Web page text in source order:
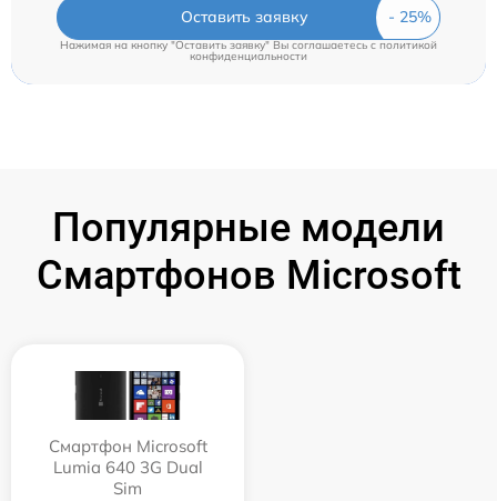
Оставить заявку
Нажимая на кнопку "Оставить заявку" Вы соглашаетесь c политикой
конфиденциальности
Популярные модели
Смартфонов Microsoft
Смартфон Microsoft
Lumia 640 3G Dual
Sim